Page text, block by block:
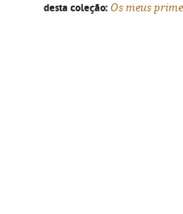
desta coleção: Os meus